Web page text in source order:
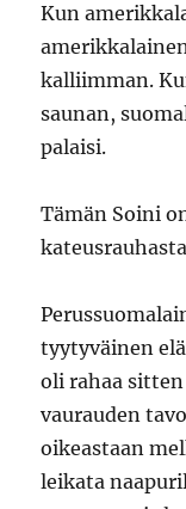
Kun
kalliimman.
saunan,
palaisi.
Tämän Soini
tyytyväinen
oli rahaa
vaurauden
oikeastaan
leikata